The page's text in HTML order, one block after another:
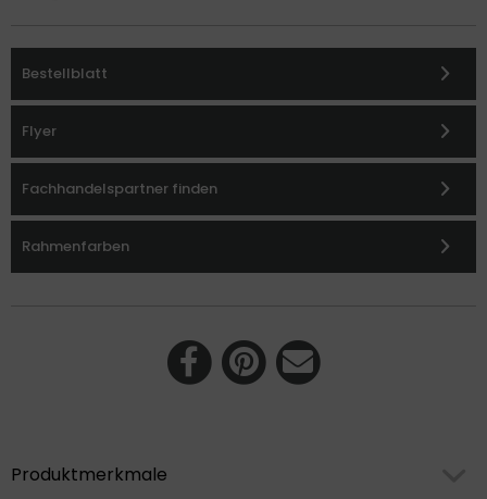
Bestellblatt
Flyer
Fachhandelspartner finden
Rahmenfarben
Produktmerkmale